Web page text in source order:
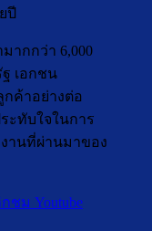
ปี
ากกว่า 6,000
เอกชน
กค้าอย่างต่อ
ะทับใจในการ
านที่ผ่านมาของ
ชม Youtube